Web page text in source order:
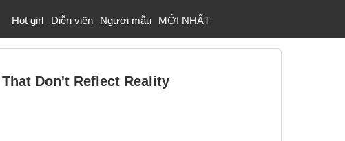
Hot girl Diễn viên Người mẫu MỚI NHẤT